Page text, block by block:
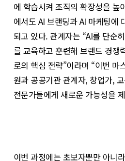
에 학습시켜 조직의 확장성을 높
에서도 AI 브랜딩과 AI 마케팅에
되고 있다. 관계자는 “AI를 단순
를 교육하고 훈련해 브랜드 경쟁
로의 핵심 전략”이라며 “이번 마
원과 공공기관 관계자, 창업가,
전문가들에게 새로운 가능성을
이번 과정에는 초보자뿐만 아니